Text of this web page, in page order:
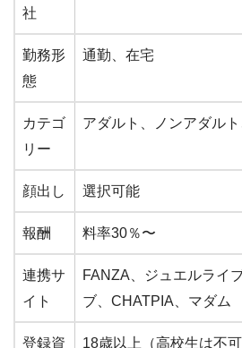
社
勤務形
態
通勤、在宅
カテゴ
リー
アダルト、ノンアダル
顔出し 選択可能
報酬 料率30％〜
連携サ
イト
FANZA、ジュエルライ
ブ、CHATPIA、マダム
登録資
18歳以上（高校生は不可